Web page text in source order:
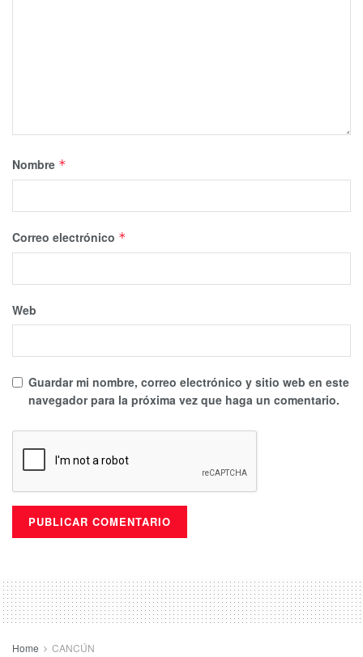
Nombre *
Correo electrónico *
Web
Guardar mi nombre, correo electrónico y sitio web en este
navegador para la próxima vez que haga un comentario.
Home CANCÚN